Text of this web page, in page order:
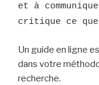
et à
critique ce que
Un guide en ligne
dans votre
recherche.